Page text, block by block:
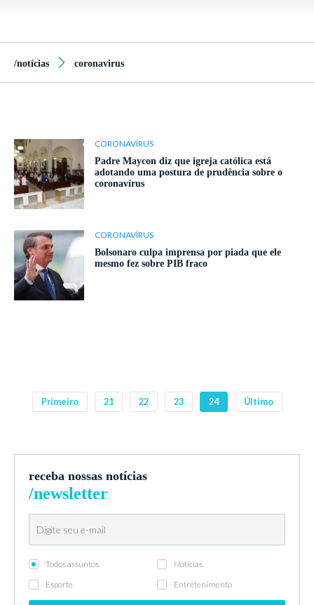
/notícias coronavirus
CORONAVÍRUS
Padre Maycon diz que igreja católica está
adotando uma postura de prudência sobre o
coronavírus
CORONAVÍRUS
Bolsonaro culpa imprensa por piada que ele
mesmo fez sobre PIB fraco
Primeiro 21 22 23 24 Último
receba nossas notícias
/newsletter
Todos assuntos
Notícias
Esporte
Entretenimento